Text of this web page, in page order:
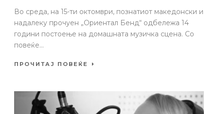
Во среда, на 15-ти октомври, познатиот македонски и
надалеку прочуен „Ориентал Бенд“ одбележа 14
години постоење на домашната музичка сцена. Со
повеќе...
ПРОЧИТАЈ ПОВЕЌЕ